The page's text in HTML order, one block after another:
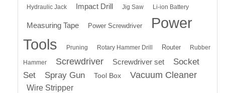
Hydraulic Jack Impact Drill Jig Saw Li-ion Battery
Measuring Tape Power Screwdriver
Power
Tools
Pruning Rotary Hammer Drill Router Rubber
Hammer Screwdriver Screwdriver set
Socket
Set
Spray Gun Tool Box Vacuum Cleaner
Wire Stripper